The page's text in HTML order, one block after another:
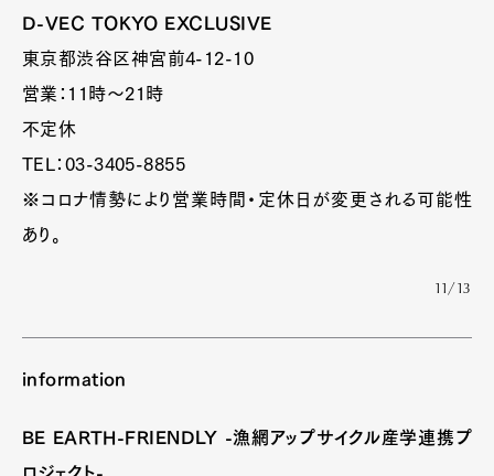
D-VEC TOKYO EXCLUSIVE
東京都渋谷区神宮前4-12-10
営業：11時〜21時
不定休
TEL：03-3405-8855
※コロナ情勢により営業時間・定休日が変更される可能性
あり。
11/13
information
BE EARTH-FRIENDLY -漁網アップサイクル産学連携プ
ロジェクト-